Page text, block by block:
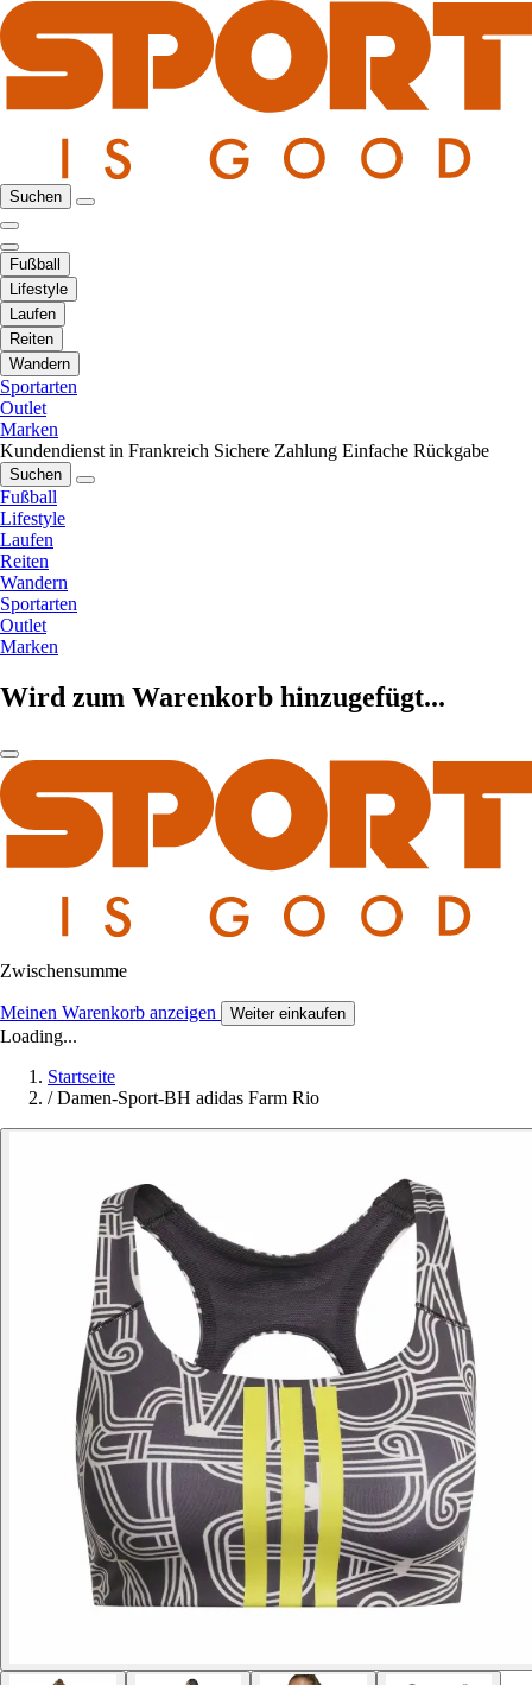
Suchen
Fußball
Lifestyle
Laufen
Reiten
Wandern
Sportarten
Outlet
Marken
Kundendienst in Frankreich Sichere Zahlung Einfache Rückgabe
Suchen
Fußball
Lifestyle
Laufen
Reiten
Wandern
Sportarten
Outlet
Marken
Wird zum Warenkorb hinzugefügt...
Zwischensumme
Meinen Warenkorb anzeigen Weiter einkaufen
Loading...
Startseite
/ Damen-Sport-BH adidas Farm Rio